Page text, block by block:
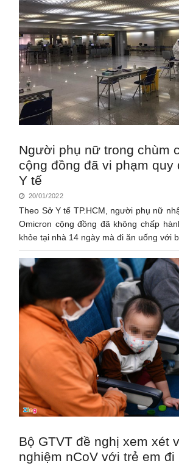
Người phụ nữ trong chùm
cộng đồng đã vi phạm quy
Y tế
20/01/2022
Theo Sở Y tế TP.HCM, người phụ nữ
Omicron cộng đồng đã không chấp
khỏe tại nhà 14 ngày mà đi ăn uống với
Bộ GTVT đề nghị xem xét
nghiệm nCoV với trẻ em đi